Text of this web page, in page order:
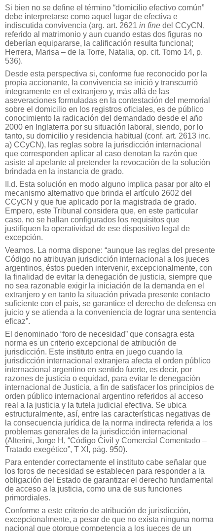
Si bien no se define el término “domicilio efectivo común”
debe interpretarse como aquel lugar de efectiva e
indiscutida convivencia (arg. art. 2621 in fine del CCyCN,
referido al matrimonio y aun cuando estas dos figuras no
deberían equipararse, la calificación resulta funcional;
Herrera, Marisa – de la Torre, Natalia, op. cit. Tomo 14, p.
536).
Desde esta perspectiva si, conforme fue reconocido por la
propia accionante, la convivencia se inició y transcurrió
íntegramente en el extranjero y, más allá de las
aseveraciones formuladas en la contestación del memorial
sobre el domicilio en los registros oficiales, es de público
conocimiento la radicación del demandado desde el año
2000 en Inglaterra por su situación laboral, siendo, por lo
tanto, su domicilio y residencia habitual (conf. art. 2613 inc.
a) CCyCN), las reglas sobre la jurisdicción internacional
que corresponden aplicar al caso denotan la razón que
asiste al apelante al pretender la revocación de la solución
brindada en la instancia de grado.
II.d. Esta solución en modo alguno implica pasar por alto el
mecanismo alternativo que brinda el artículo 2602 del
CCyCN y que fue aplicado por la magistrada de grado.
Empero, este Tribunal considera que, en este particular
caso, no se hallan configurados los requisitos que
justifiquen la operatividad de ese dispositivo legal de
excepción.
Veamos. La norma dispone: “aunque las reglas del presente
Código no atribuyan jurisdicción internacional a los jueces
argentinos, éstos pueden intervenir, excepcionalmente, con
la finalidad de evitar la denegación de justicia, siempre que
no sea razonable exigir la iniciación de la demanda en el
extranjero y en tanto la situación privada presente contacto
suficiente con el país, se garantice el derecho de defensa en
juicio y se atienda a la conveniencia de lograr una sentencia
eficaz”.
El denominado “foro de necesidad” que consagra esta
norma es un criterio excepcional de atribución de
jurisdicción. Este instituto entra en juego cuando la
jurisdicción internacional extranjera afecta el orden público
internacional argentino en sentido fuerte, es decir, por
razones de justicia o equidad, para evitar le denegación
internacional de Justicia, a fin de satisfacer los principios de
orden público internacional argentino referidos al acceso
real a la justicia y la tutela judicial efectiva. Se ubica
estructuralmente, así, entre las características negativas de
la consecuencia jurídica de la norma indirecta referida a los
problemas generales de la jurisdicción internacional
(Alterini, Jorge H, “Código Civil y Comercial Comentado –
Tratado exegético”, T XI, pág. 950).
Para entender correctamente el instituto cabe señalar que
los foros de necesidad se establecen para responder a la
obligación del Estado de garantizar el derecho fundamental
de acceso a la justicia, como una de sus funciones
primordiales.
Conforme a este criterio de atribución de jurisdicción,
excepcionalmente, a pesar de que no exista ninguna norma
nacional que otorgue competencia a los jueces de un